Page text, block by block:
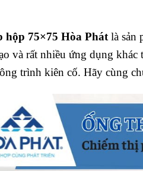
hộp 75×75 Hòa Phát là sản
và rất nhiều ứng dụng
trình kiên cố. Hãy cùng